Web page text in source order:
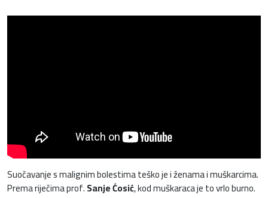
Suočavanje s malignim bolestima teško je i ženama i muškarcima.
Prema riječima prof.Sanje Ćosić, kod muškaraca je to vrlo burno.